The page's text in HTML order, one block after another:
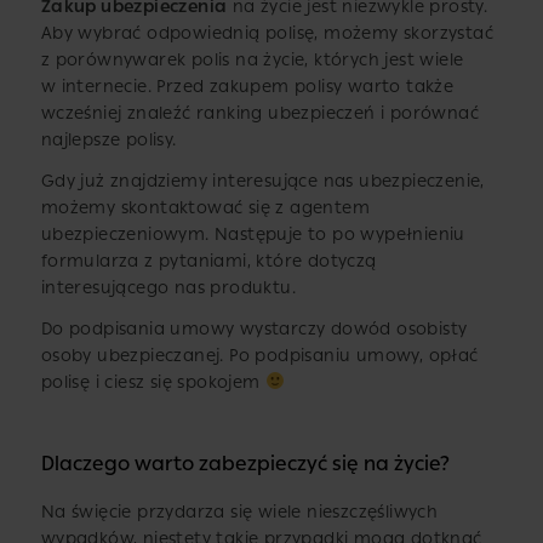
Zakup ubezpieczenia na życie jest niezwykle prosty.
Aby wybrać odpowiednią polisę, możemy skorzystać
z porównywarek polis na życie, których jest wiele
w internecie. Przed zakupem polisy warto także
wcześniej znaleźć ranking ubezpieczeń i porównać
najlepsze polisy.
Gdy już znajdziemy interesujące nas ubezpieczenie,
możemy skontaktować się z agentem
ubezpieczeniowym. Następuje to po wypełnieniu
formularza z pytaniami, które dotyczą
interesującego nas produktu.
Do podpisania umowy wystarczy dowód osobisty
osoby ubezpieczanej. Po podpisaniu umowy, opłać
polisę i ciesz się spokojem
Dlaczego warto zabezpieczyć się na życie?
Na święcie przydarza się wiele nieszczęśliwych
wypadków, niestety takie przypadki mogą dotknąć